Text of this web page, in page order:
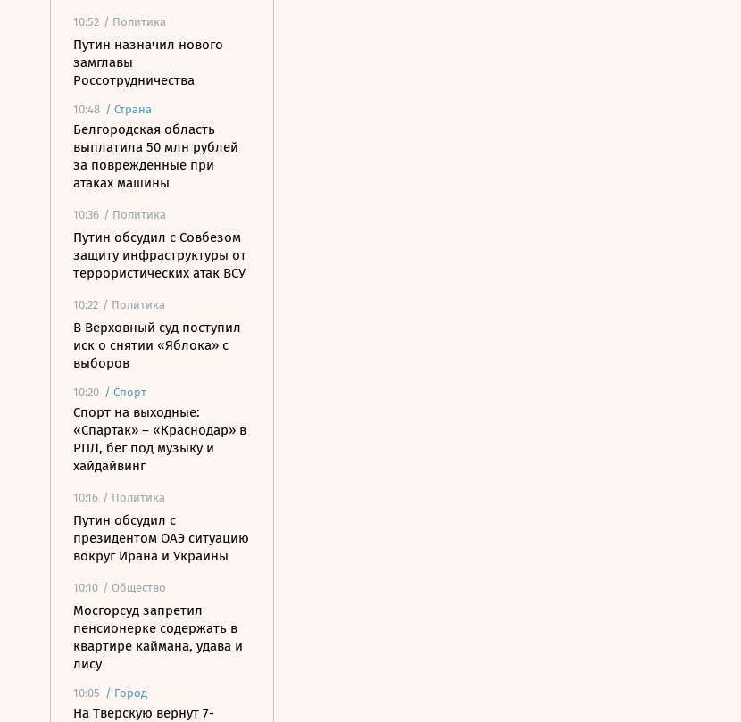
10:52 / Политика
Путин назначил нового
замглавы
Россотрудничества
10:48 / Страна
Белгородская область
выплатила 50 млн рублей
за поврежденные при
атаках машины
10:36 / Политика
Путин обсудил с Совбезом
защиту инфраструктуры от
террористических атак ВСУ
10:22 / Политика
В Верховный суд поступил
иск о снятии «Яблока» с
выборов
10:20 / Спорт
Спорт на выходные:
«Спартак» – «Краснодар» в
РПЛ, бег под музыку и
хайдайвинг
10:16 / Политика
Путин обсудил с
президентом ОАЭ ситуацию
вокруг Ирана и Украины
10:10 / Общество
Мосгорсуд запретил
пенсионерке содержать в
квартире каймана, удава и
лису
10:05 / Город
На Тверскую вернут 7-